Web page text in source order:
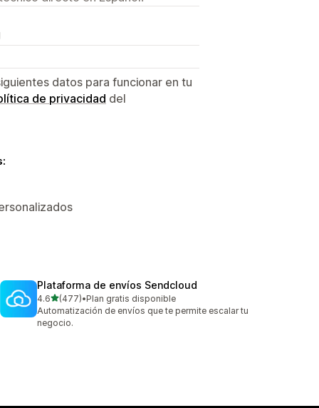
datos para funcionar en tu
de privacidad del
Plataforma de envíos Sendcloud
4.6de 5 estrellas
(477)
477 reseñas en total
•Plan gratis disponible
Automatización de envíos que te permite escalar tu
negocio.